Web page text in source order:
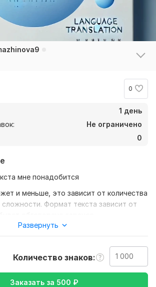
0
1 день
Не ограничено
0
мне понадобится
и меньше, это зависит от количества
Формат текста зависит от
ваш заказ, от вас требуется лишь
фото (если текст размещен на фото).
обычные текста приветствуются в моем
Развернуть
Количество знаков
Заказать за 500 ₽